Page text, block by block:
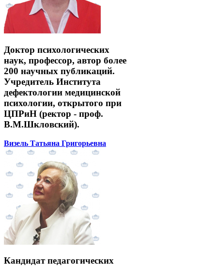
Доктор психологических
наук, профессор, автор более
200 научных публикаций.
Учредитель Института
дефектологии медицинской
психологии, открытого при
ЦПРиН (ректор - проф.
В.М.Шкловский).
Визель Татьяна Григорьевна
Кандидат педагогических